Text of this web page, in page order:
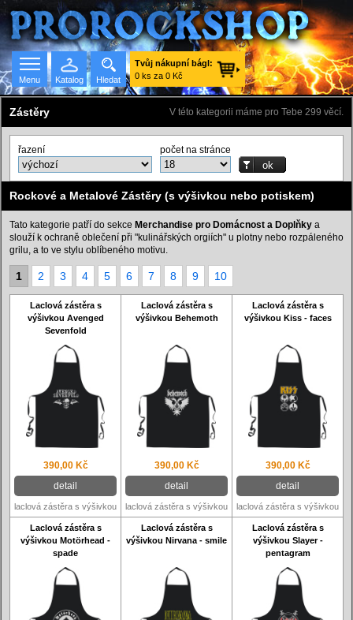
Hledat
Seznam skupin
Menu
Tvůj nákupní bágl:
0 ks za 0 Kč
V této kategorii máme pro Tebe 299 věcí.
Zástěry
řazení počet na stránce
Rockové a Metalové Zástěry (s výšivkou nebo potiskem)
Tato kategorie patří do sekce Merchandise pro Domácnost a Doplňky a
slouží k ochraně oblečení při "kulinářských orgiích" u plotny nebo rozpáleného
grilu, a to ve stylu oblíbeného motivu.
1 2 3 4 5 6 7 8 9 10
Laclová zástěra s
výšivkou Avenged
Sevenfold
Laclová zástěra s
výšivkou Behemoth
Laclová zástěra s
výšivkou Kiss - faces
390,00 Kč
detail
390,00 Kč
detail
390,00 Kč
detail
laclová zástěra s výšivkou laclová zástěra s výšivkou laclová zástěra s výšivkou
Laclová zástěra s
výšivkou Motörhead -
spade
Laclová zástěra s
výšivkou Nirvana - smile
Laclová zástěra s
výšivkou Slayer -
pentagram
Katalog